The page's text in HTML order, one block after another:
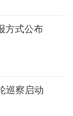
方式公布
巡察启动